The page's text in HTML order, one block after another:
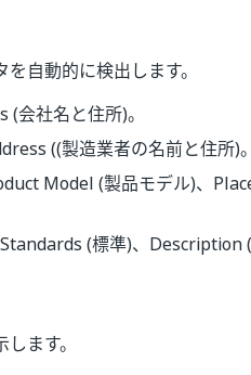
自動的に検出します。
会社名と住所)。
((製造業者の名前と住所)。
Model (製品モデル)、
(標準)、Description (
ます。